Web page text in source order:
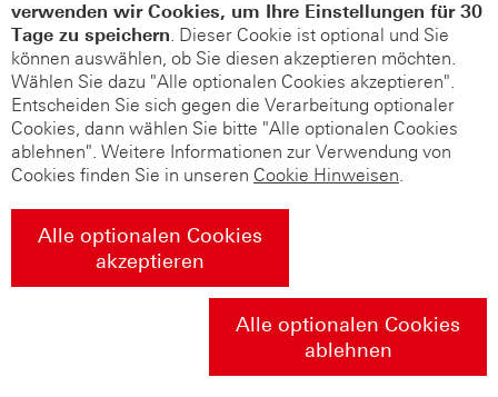
verwenden wir Cookies, um Ihre Einstellungen für 30
Tage zu speichern. Dieser Cookie ist optional und Sie
können auswählen, ob Sie diesen akzeptieren möchten.
Wählen Sie dazu "Alle optionalen Cookies akzeptieren".
Entscheiden Sie sich gegen die Verarbeitung optionaler
Cookies, dann wählen Sie bitte "Alle optionalen Cookies
ablehnen". Weitere Informationen zur Verwendung von
Cookies finden Sie in unseren Cookie Hinweisen.
Alle optionalen Cookies
akzeptieren
Alle optionalen Cookies
ablehnen